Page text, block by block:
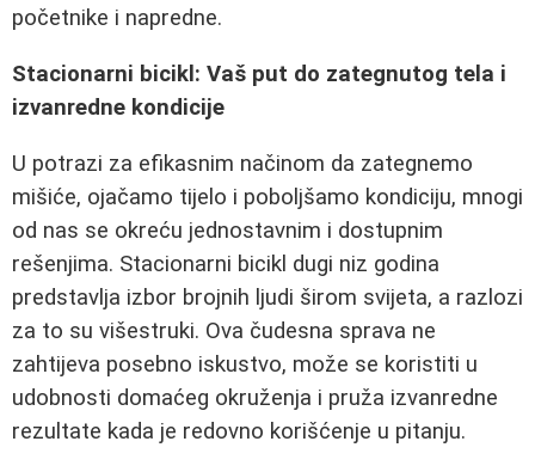
početnike i napredne.
Stacionarni bicikl: Vaš put do zategnutog tela i
izvanredne kondicije
U potrazi za efikasnim načinom da zategnemo
mišiće, ojačamo tijelo i poboljšamo kondiciju, mnogi
od nas se okreću jednostavnim i dostupnim
rešenjima. Stacionarni bicikl dugi niz godina
predstavlja izbor brojnih ljudi širom svijeta, a razlozi
za to su višestruki. Ova čudesna sprava ne
zahtijeva posebno iskustvo, može se koristiti u
udobnosti domaćeg okruženja i pruža izvanredne
rezultate kada je redovno korišćenje u pitanju.